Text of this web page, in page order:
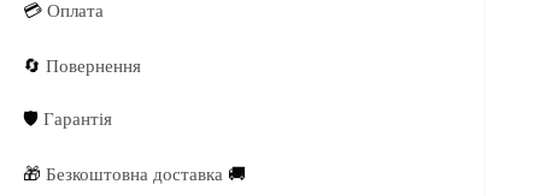
💳Оплата
🔄Повернення
🛡️Гарантія
🎁Безкоштовна доставка 🚚